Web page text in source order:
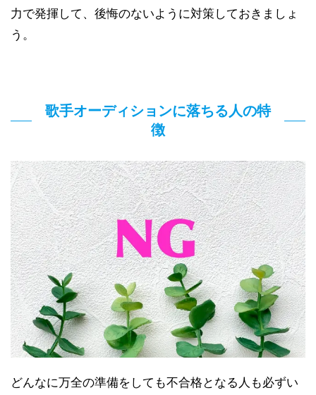
力で発揮して、後悔のないように対策しておきましょ
う。
歌手オーディションに落ちる人の特
徴
どんなに万全の準備をしても不合格となる人も必ずい